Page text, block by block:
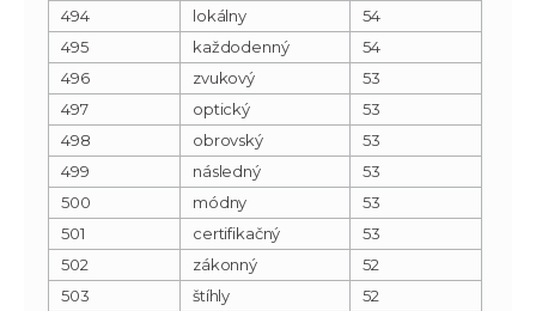
494
lokálny
54
495
každodenný
54
496
zvukový
53
497
optický
53
498
obrovský
53
499
následný
53
500
módny
53
501
certifikačný
53
502
zákonný
52
503
štíhly
52